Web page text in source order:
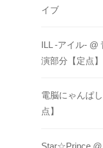
イブ
ILL -アイル- @
演部分【定点】
電脳にゃんぱ
点】
Star☆Prince @